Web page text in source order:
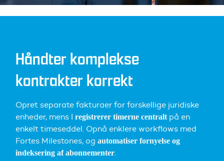
Håndter komplekse
kontrakter korrekt
Opret separate fakturaer for forskellige juridiske
enheder, mens Iregistrerer timerne centraltpå en
enkelt timeseddel. Opnå enklere workflows med
Fortes Milestones, ogautomatiser fornyelse og
indeksering af abonnementer.